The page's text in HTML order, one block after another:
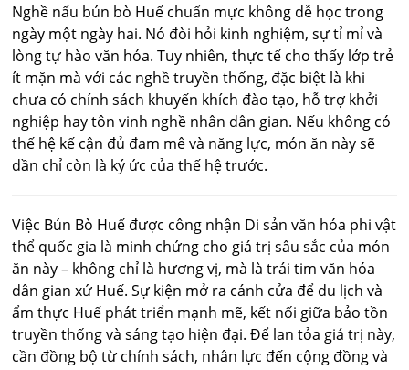
Nghề nấu bún bò Huế chuẩn mực không dễ học trong
ngày một ngày hai. Nó đòi hỏi kinh nghiệm, sự tỉ mỉ và
lòng tự hào văn hóa. Tuy nhiên, thực tế cho thấy lớp trẻ
ít mặn mà với các nghề truyền thống, đặc biệt là khi
chưa có chính sách khuyến khích đào tạo, hỗ trợ khởi
nghiệp hay tôn vinh nghề nhân dân gian. Nếu không có
thế hệ kế cận đủ đam mê và năng lực, món ăn này sẽ
dần chỉ còn là ký ức của thế hệ trước.
Việc Bún Bò Huế được công nhận Di sản văn hóa phi vật
thể quốc gia là minh chứng cho giá trị sâu sắc của món
ăn này – không chỉ là hương vị, mà là trái tim văn hóa
dân gian xứ Huế. Sự kiện mở ra cánh cửa để du lịch và
ẩm thực Huế phát triển mạnh mẽ, kết nối giữa bảo tồn
truyền thống và sáng tạo hiện đại. Để lan tỏa giá trị này,
cần đồng bộ từ chính sách, nhân lực đến cộng đồng và